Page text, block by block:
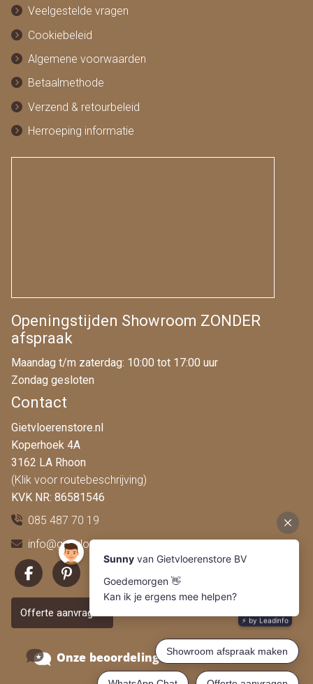
Veelgestelde vragen
Cookiebeleid
Algemene voorwaarden
Betaalmethode
Verzend & retourbeleid
Herroeping informatie
Openingstijden Showroom ZONDER
afspraak
Maandag t/m zaterdag: 10:00 tot 17:00 uur
Zondag gesloten
Contact
Gietvloerenstore.nl
Koperhoek 4A
3162 LA Rhoon
(Klik voor routebeschrijving)
KVK NR: 86581546
085 487 70 19
info@gietvloerenstore.nl
Offerte aanvragen